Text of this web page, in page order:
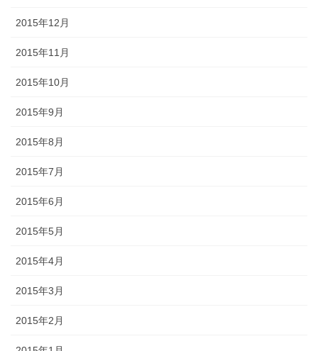
2015年12月
2015年11月
2015年10月
2015年9月
2015年8月
2015年7月
2015年6月
2015年5月
2015年4月
2015年3月
2015年2月